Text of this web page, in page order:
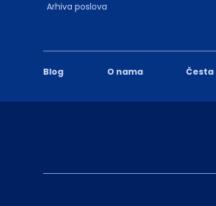
Blog O nama
Arhiva poslova